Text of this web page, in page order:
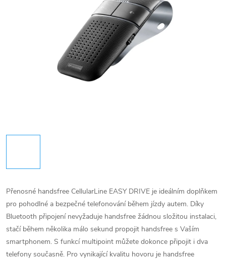
Přenosné handsfree CellularLine EASY DRIVE je ideálním doplňkem
pro pohodlné a bezpečné telefonování během jízdy autem. Díky
Bluetooth připojení nevyžaduje handsfree žádnou složitou instalaci,
stačí během několika málo sekund propojit handsfree s Vaším
smartphonem. S funkcí multipoint můžete dokonce připojit i dva
telefony současně. Pro vynikající kvalitu hovoru je handsfree